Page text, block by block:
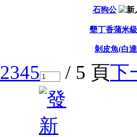
石狗公
墾丁香蒲米
剝皮魚(白
2345 / 5 頁下